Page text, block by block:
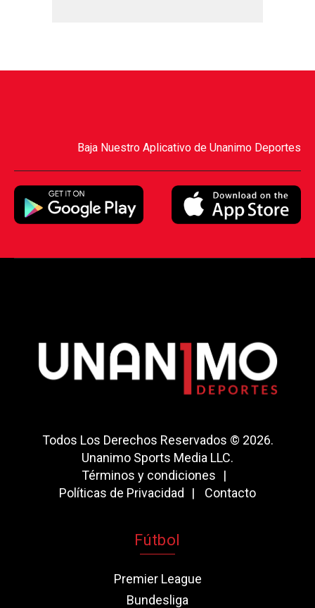
Baja Nuestro Aplicativo de Unanimo Deportes
Todos Los Derechos Reservados © 2026.
Unanimo Sports Media LLC.
Términos y condiciones
Políticas de Privacidad
Contacto
Fútbol
Premier League
Bundesliga